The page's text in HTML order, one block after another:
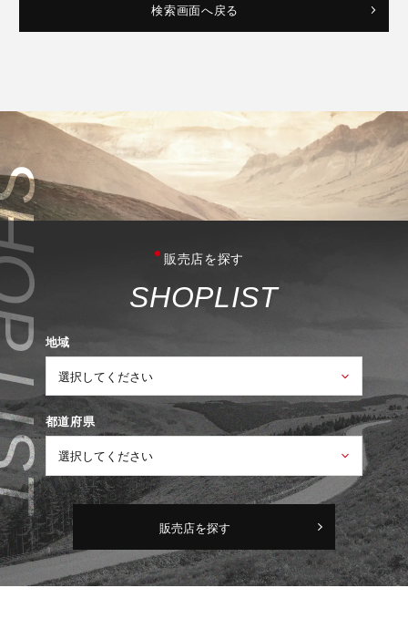
検索画面へ戻る
販売店を探す
SHOPLIST
地域
都道府県
販売店を探す